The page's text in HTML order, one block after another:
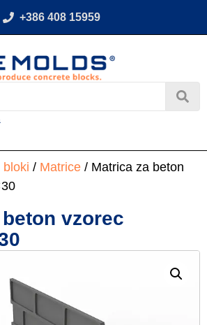
+386 408 15959
bloki / Matrice / Matrica za beton
vzorec